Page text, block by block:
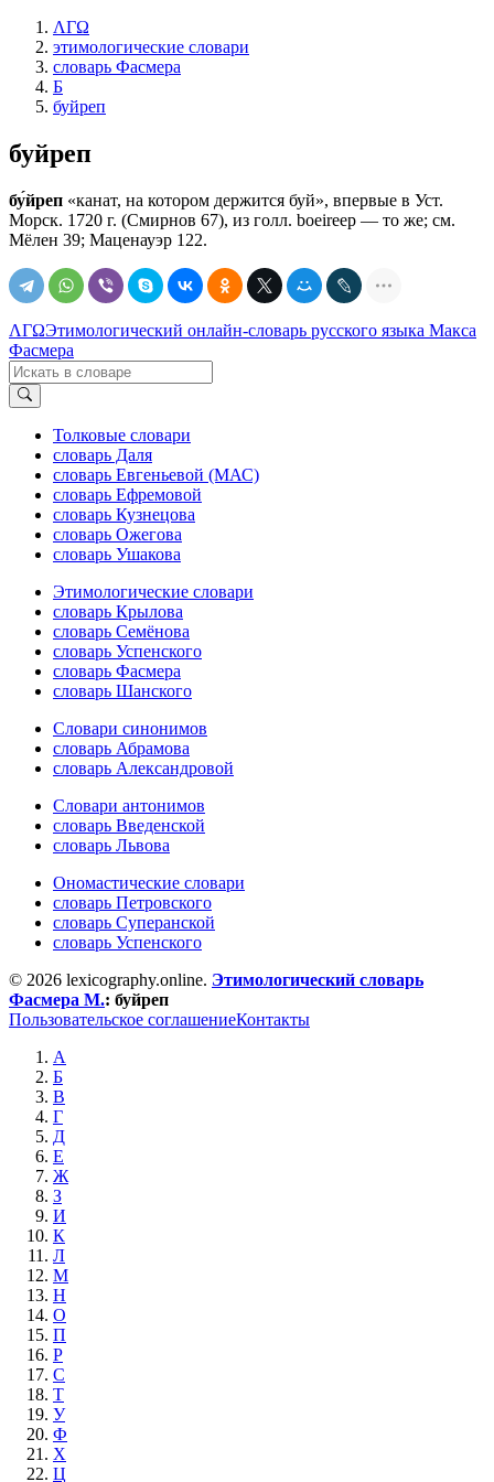
ΛΓΩ
этимологические словари
словарь Фасмера
Б
буйреп
буйреп
бу́йреп «канат, на котором держится буй», впервые в Уст.
Морск. 1720 г. (Смирнов 67), из голл. boeireep — то же; см.
Мёлен 39; Маценауэр 122.
ΛΓΩЭтимологический онлайн-словарь русского языка Макса
Фасмера
Толковые словари
словарь Даля
словарь Евгеньевой (МАС)
словарь Ефремовой
словарь Кузнецова
словарь Ожегова
словарь Ушакова
Этимологические словари
словарь Крылова
словарь Семёнова
словарь Успенского
словарь Фасмера
словарь Шанского
Словари синонимов
словарь Абрамова
словарь Александровой
Словари антонимов
словарь Введенской
словарь Львова
Ономастические словари
словарь Петровского
словарь Суперанской
словарь Успенского
© 2026 lexicography.online. Этимологический словарь
Фасмера М.: буйреп
Пользовательское соглашениеКонтакты
А
Б
В
Г
Д
Е
Ж
З
И
К
Л
М
Н
О
П
Р
С
Т
У
Ф
Х
Ц